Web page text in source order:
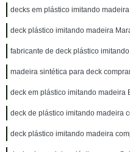
decks em plástico imitando
deck plástico imitando madeira
fabricante de deck plástico
madeira sintética para deck
deck em plástico imitando madeira
deck de plástico imitando madeira
deck plástico imitando madeira